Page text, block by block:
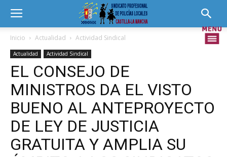
Inicio Actualidad Actividad Sindical
Actualidad Actividad Sindical
EL CONSEJO DE
MINISTROS DA EL VISTO
BUENO AL ANTEPROYECTO
DE LEY DE JUSTICIA
GRATUITA Y AMPLIA SU